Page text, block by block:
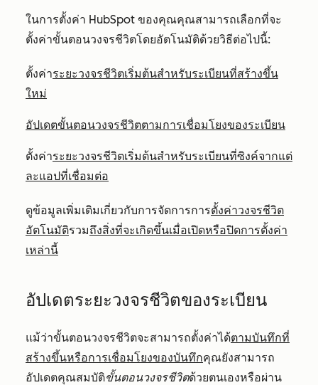
ในการตั้งค่า HubSpot ของคุณคุณสามารถเลือกที่จะ
ตั้งค่าขั้นตอนวงจรชีวิตโดยอัตโนมัติด้วยวิธีต่อไปนี้:
ตั้งค่าระยะวงจรชีวิตเริ่มต้นสำหรับระเบียนที่สร้างขึ้น
ใหม่
อัปเดตขั้นตอนวงจรชีวิตตามการเชื่อมโยงของระเบียน
ตั้งค่าระยะวงจรชีวิตเริ่มต้นสำหรับระเบียนที่ซิงค์จากแต่
ละแอปที่เชื่อมต่อ
ดูข้อมูลเพิ่มเติมเกี่ยวกับการจัดการการตั้งค่าวงจรชีวิต
อัตโนมัติรวมถึงสิ่งที่จะเกิดขึ้นเมื่อเปิดหรือปิดการตั้งค่า
เหล่านี้
อัปเดตระยะวงจรชีวิตของระเบียน
แม้ว่าขั้นตอนวงจรชีวิตจะสามารถตั้งค่าได้ตามบันทึกที่
สร้างขึ้นหรือการเชื่อมโยงของบันทึกคุณยังสามารถ
อัปเดตคุณสมบัติขั้นตอนวงจรชีวิตด้วยตนเองหรือผ่าน